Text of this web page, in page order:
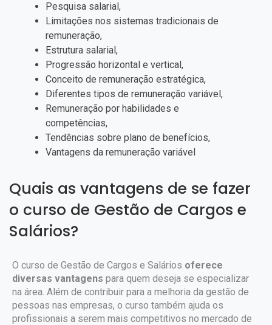
Pesquisa salarial,
Limitações nos sistemas tradicionais de
remuneração,
Estrutura salarial,
Progressão horizontal e vertical,
Conceito de remuneração estratégica,
Diferentes tipos de remuneração variável,
Remuneração por habilidades e
competências,
Tendências sobre plano de benefícios,
Vantagens da remuneração variável
Quais as vantagens de se fazer
o curso de Gestão de Cargos e
Salários?
O curso de Gestão de Cargos e Salários oferece
diversas vantagens para quem deseja se especializar
na área. Além de contribuir para a melhoria da gestão de
pessoas nas empresas, o curso também ajuda os
profissionais a serem mais competitivos no mercado de